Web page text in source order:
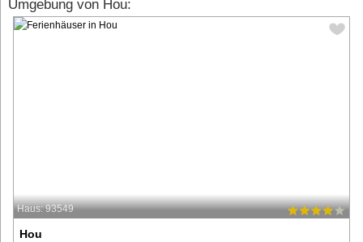
Umgebung von Hou:
Haus: 93549
Hou